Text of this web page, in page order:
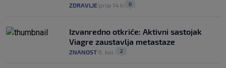
ZDRAVLJE prije 14 h 0
Izvanredno otkriće: Aktivni sastojak
Viagre zaustavlja metastaze
ZNANOST 6. kol. 2